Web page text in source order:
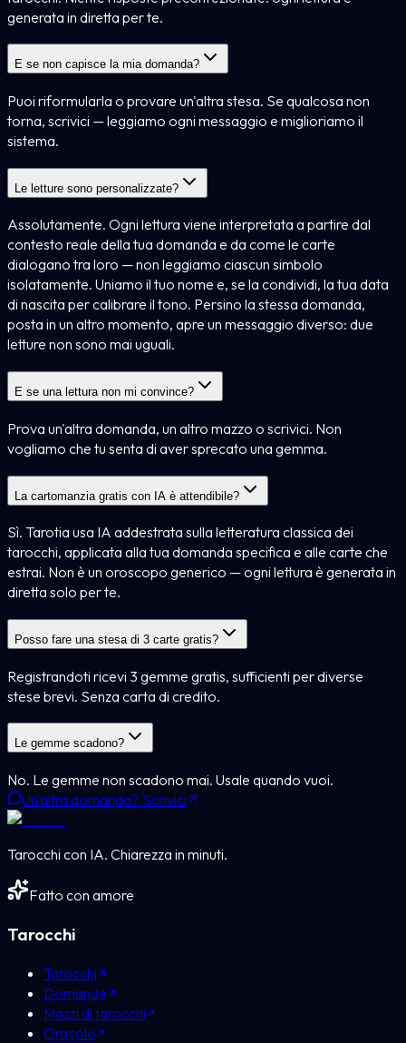
generata in diretta per te.
E se non capisce la mia domanda?
Puoi riformularla o provare un'altra stesa. Se qualcosa non
torna, scrivici — leggiamo ogni messaggio e miglioriamo il
sistema.
Le letture sono personalizzate?
Assolutamente. Ogni lettura viene interpretata a partire dal
contesto reale della tua domanda e da come le carte
dialogano tra loro — non leggiamo ciascun simbolo
isolatamente. Uniamo il tuo nome e, se la condividi, la tua data
di nascita per calibrare il tono. Persino la stessa domanda,
posta in un altro momento, apre un messaggio diverso: due
letture non sono mai uguali.
E se una lettura non mi convince?
Prova un'altra domanda, un altro mazzo o scrivici. Non
vogliamo che tu senta di aver sprecato una gemma.
La cartomanzia gratis con IA è attendibile?
Sì. Tarotia usa IA addestrata sulla letteratura classica dei
tarocchi, applicata alla tua domanda specifica e alle carte che
estrai. Non è un oroscopo generico — ogni lettura è generata in
diretta solo per te.
Posso fare una stesa di 3 carte gratis?
Registrandoti ricevi 3 gemme gratis, sufficienti per diverse
stese brevi. Senza carta di credito.
Le gemme scadono?
No. Le gemme non scadono mai. Usale quando vuoi.
Un'altra domanda? Scrivici
Tarocchi con IA. Chiarezza in minuti.
Fatto con amore
Tarocchi
Tarocchi
Domande
Mazzi di tarocchi
Oracolo